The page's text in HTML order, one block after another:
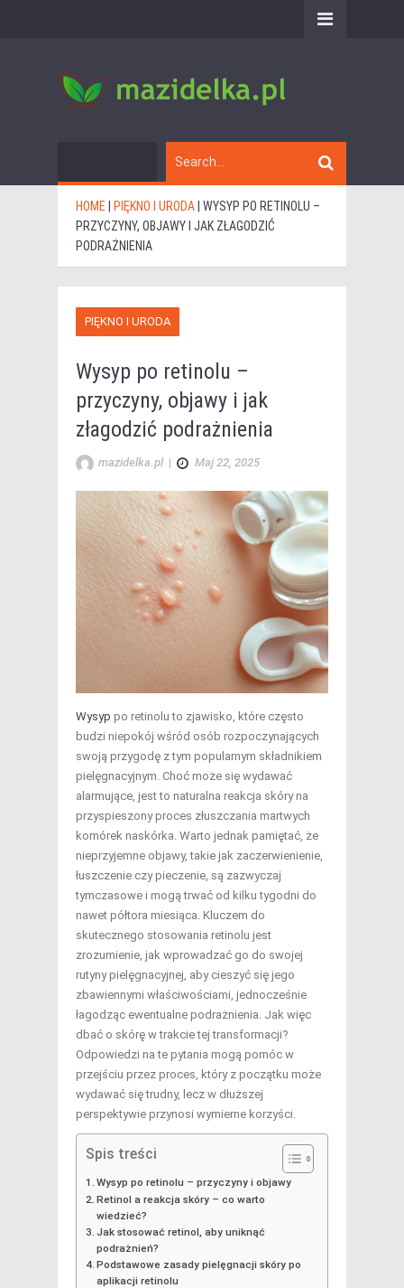
HOME PIĘKNO I URODA WYSYP PO RETINOLU –
PRZYCZYNY, OBJAWY I JAK ZŁAGODZIĆ
PODRAŻNIENIA
PIĘKNO I URODA
Wysyp po retinolu –
przyczyny, objawy i jak
złagodzić podrażnienia
mazidelka.pl | Maj 22, 2025
Wysyp po retinolu to zjawisko, które często
budzi niepokój wśród osób rozpoczynających
swoją przygodę z tym popularnym składnikiem
pielęgnacyjnym. Choć może się wydawać
alarmujące, jest to naturalna reakcja skóry na
przyspieszony proces złuszczania martwych
komórek naskórka. Warto jednak pamiętać, że
nieprzyjemne objawy, takie jak zaczerwienienie,
łuszczenie czy pieczenie, są zazwyczaj
tymczasowe i mogą trwać od kilku tygodni do
nawet półtora miesiąca. Kluczem do
skutecznego stosowania retinolu jest
zrozumienie, jak wprowadzać go do swojej
rutyny pielęgnacyjnej, aby cieszyć się jego
zbawiennymi właściwościami, jednocześnie
łagodząc ewentualne podrażnienia. Jak więc
dbać o skórę w trakcie tej transformacji?
Odpowiedzi na te pytania mogą pomóc w
przejściu przez proces, który z początku może
wydawać się trudny, lecz w dłuższej
perspektywie przynosi wymierne korzyści.
Spis treści
Wysyp po retinolu – przyczyny i objawy
Retinol a reakcja skóry – co warto
wiedzieć?
Jak stosować retinol, aby uniknąć
podrażnień?
Podstawowe zasady pielęgnacji skóry po
aplikacji retinolu